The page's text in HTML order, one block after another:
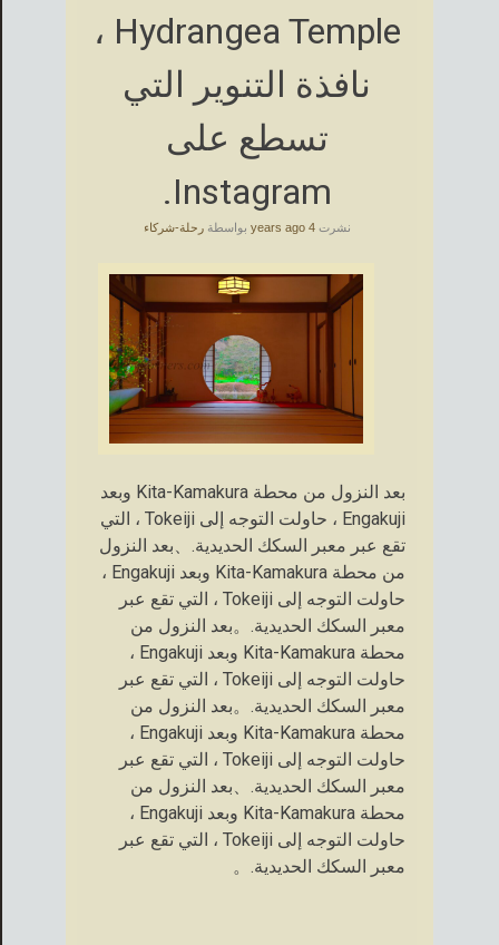
Hydrangea Temple ،
نافذة التنوير التي
تسطع على
Instagram.
نشرت4 years ago بواسطةرحلة-شركاء
بعد النزول من محطة Kita-Kamakura وبعد
Engakuji ، حاولت التوجه إلى Tokeiji ، التي
تقع عبر معبر السكك الحديدية.、بعد النزول
من محطة Kita-Kamakura وبعد Engakuji ،
حاولت التوجه إلى Tokeiji ، التي تقع عبر
معبر السكك الحديدية.。بعد النزول من
محطة Kita-Kamakura وبعد Engakuji ،
حاولت التوجه إلى Tokeiji ، التي تقع عبر
معبر السكك الحديدية.。بعد النزول من
محطة Kita-Kamakura وبعد Engakuji ،
حاولت التوجه إلى Tokeiji ، التي تقع عبر
معبر السكك الحديدية.、بعد النزول من
محطة Kita-Kamakura وبعد Engakuji ،
حاولت التوجه إلى Tokeiji ، التي تقع عبر
معبر السكك الحديدية.。